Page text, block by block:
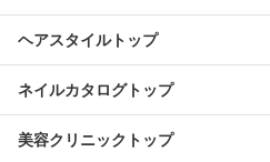
ヘアスタイルトップ
ネイルカタログトップ
美容クリニックトップ